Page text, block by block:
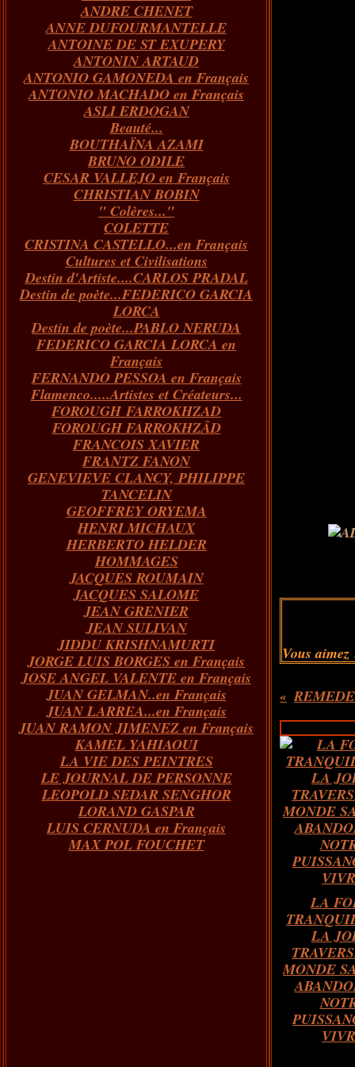
Janvier(60)
Février(68)
Janvier(86)
Mars(65)
Février(70)
Janvier(66)
Avril(76)
Mars(66)
Février(67)
Janvier(73)
Mai(82)
Avril(62)
Mars(66)
Février(55)
Janvier(43)
Juin(84)
Mai(89)
Avril(59)
Mars(73)
Février(54)
Janvier(51)
Juillet(72)
Juin(65)
Mai(97)
Avril(73)
Mars(100)
Février(146)
Janvier(124)
Août(40)
Juillet(31)
Juin(26)
ANDRE CHENET
ANNE DUFOURMANTELLE
ANTOINE DE ST EXUPERY
ANTONIN ARTAUD
ANTONIO GAMONEDA en Français
ANTONIO MACHADO en Français
ASLI ERDOGAN
Beauté...
BOUTHAÏNA AZAMI
BRUNO ODILE
CESAR VALLEJO en Français
CHRISTIAN BOBIN
" Colères..."
COLETTE
CRISTINA CASTELLO...en Français
Cultures et Civilisations
Destin d'Artiste....CARLOS PRADAL
Destin de poète...FEDERICO GARCIA
LORCA
Destin de poète...PABLO NERUDA
FEDERICO GARCIA LORCA en
Français
FERNANDO PESSOA en Français
Flamenco.....Artistes et Créateurs...
FOROUGH FARROKHZAD
FOROUGH FARROKHZÂD
FRANCOIS XAVIER
FRANTZ FANON
GENEVIEVE CLANCY, PHILIPPE
TANCELIN
GEOFFREY ORYEMA
HENRI MICHAUX
HERBERTO HELDER
HOMMAGES
JACQUES ROUMAIN
JACQUES SALOME
JEAN GRENIER
JEAN SULIVAN
JIDDU KRISHNAMURTI
JORGE LUIS BORGES en Français
JOSE ANGEL VALENTE en Français
JUAN GELMAN..en Français
JUAN LARREA...en Français
JUAN RAMON JIMENEZ en Français
KAMEL YAHIAOUI
LA VIE DES PEINTRES
LE JOURNAL DE PERSONNE
LEOPOLD SEDAR SENGHOR
LORAND GASPAR
LUIS CERNUDA en Français
MAX POL FOUCHET
Vous aimez
LA
LA
MONDE